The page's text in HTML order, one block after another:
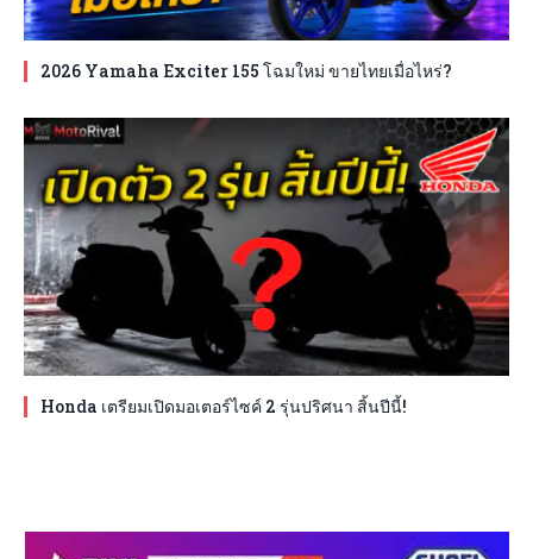
2026 Yamaha Exciter 155 โฉมใหม่ ขายไทยเมื่อไหร่?
Honda เตรียมเปิดมอเตอร์ไซค์ 2 รุ่นปริศนา สิ้นปีนี้!